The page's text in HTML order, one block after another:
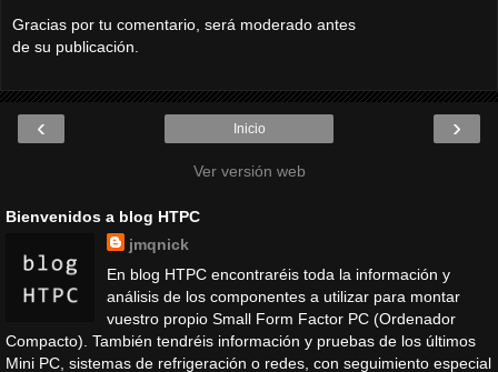
Gracias por tu comentario, será moderado antes
de su publicación.
‹ ›
Inicio
Ver versión web
Bienvenidos a blog HTPC
jmqnick
En blog HTPC encontraréis toda la información y
análisis de los componentes a utilizar para montar
vuestro propio Small Form Factor PC (Ordenador
Compacto). También tendréis información y pruebas de los últimos
Mini PC, sistemas de refrigeración o redes, con seguimiento especial